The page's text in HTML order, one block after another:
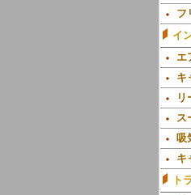
フ
イ
エ
キ
リ
ス
吸
キ
ト